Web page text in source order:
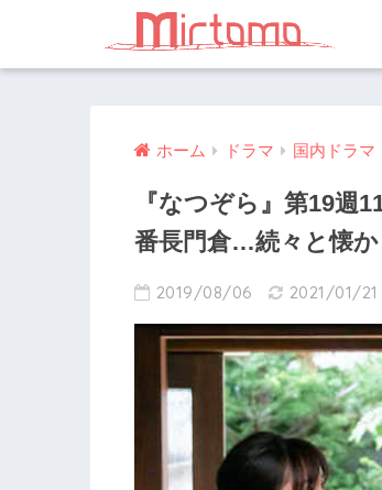
ホーム ドラマ 国内ドラマ
『なつぞら』第19週
番長門倉…続々と懐か
2019/08/06 2021/01/21